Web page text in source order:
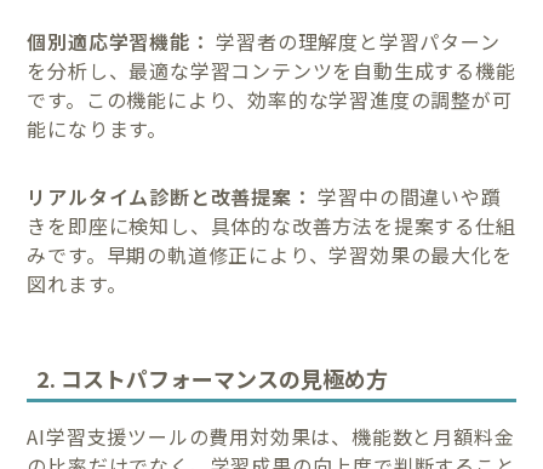
個別適応学習機能： 学習者の理解度と学習パターン
を分析し、最適な学習コンテンツを自動生成する機能
です。この機能により、効率的な学習進度の調整が可
能になります。
リアルタイム診断と改善提案： 学習中の間違いや躓
きを即座に検知し、具体的な改善方法を提案する仕組
みです。早期の軌道修正により、学習効果の最大化を
図れます。
2. コストパフォーマンスの見極め方
AI学習支援ツールの費用対効果は、機能数と月額料金